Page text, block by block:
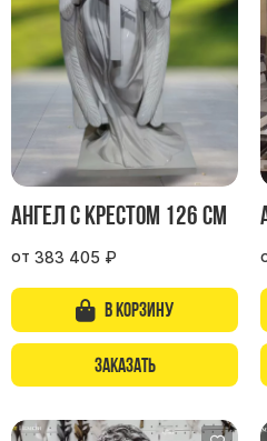
Памятники
Памятники
Памятники
Памятники
Памятники
Ангел с крестом 126 см
от 383 405 ₽
В корзину
Заказать